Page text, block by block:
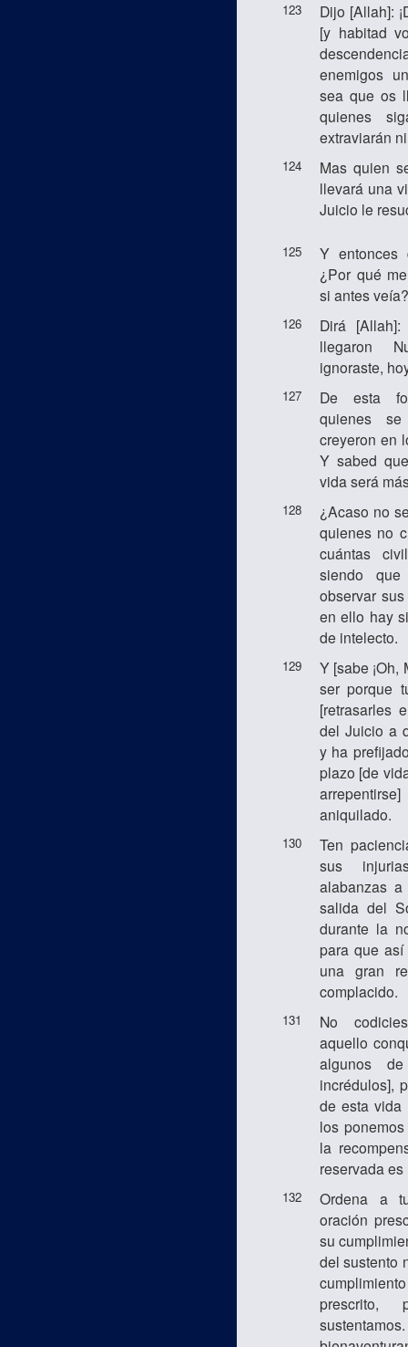
123
Dijo [Allah]:
[y habitad
enemigos
sea que os
quienes
extraviarán
124
Mas quien
llevará una
Juicio le
125
Y entonces
¿Por qué
si antes veía?
126
Dirá
llegaron
ignoraste,
127
De esta
quienes
creyeron en
Y sabed
vida será
128
¿Acaso no
quienes no
cuántas
siendo
observar
en ello hay
de intelecto.
129
Y [sabe ¡Oh,
ser porque
[retrasarles
del Juicio a
y ha
plazo [de
aniquilado.
130
Ten
sus
alabanzas
salida del
durante la
para que
una gran
complacido.
131
No
aquello
algunos
incrédulos],
de esta vida
los
la
reservada
132
Ordena a
oración
su
del sustento
prescrito,